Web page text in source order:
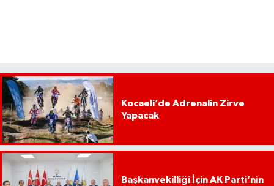
Kocaeli’de Adrenalin Zirve
Yapacak
Başkanvekilliği İçin AK Parti’nin